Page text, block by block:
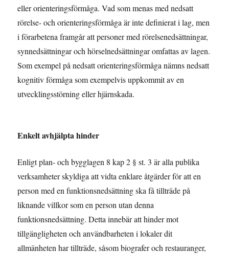
eller orienteringsförmåga. Vad som menas med nedsatt
rörelse- och orienteringsförmåga är inte definierat i lag, men
i förarbetena framgår att personer med rörelsenedsättningar,
synnedsättningar och hörselnedsättningar omfattas av lagen.
Som exempel på nedsatt orienteringsförmåga nämns nedsatt
kognitiv förmåga som exempelvis uppkommit av en
utvecklingsstörning eller hjärnskada.
Enkelt avhjälpta hinder
Enligt plan- och bygglagen 8 kap 2 § st. 3 är alla publika
verksamheter skyldiga att vidta enklare åtgärder för att en
person med en funktionsnedsättning ska få tillträde på
liknande villkor som en person utan denna
funktionsnedsättning. Detta innebär att hinder mot
tillgängligheten och användbarheten i lokaler dit
allmänheten har tillträde, såsom biografer och restauranger,